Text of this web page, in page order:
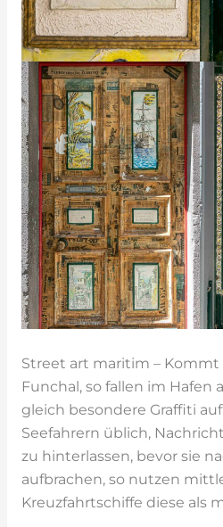
Street art maritim – Kommt
Funchal, so fallen im Hafen
gleich besondere Graffiti
Seefahrern üblich,
zu hinterlassen, bevor sie
aufbrachen, so nutzen
Kreuzfahrtschiffe diese als